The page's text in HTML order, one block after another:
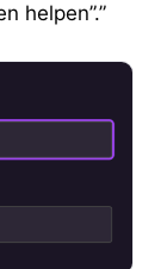
helpen”.”